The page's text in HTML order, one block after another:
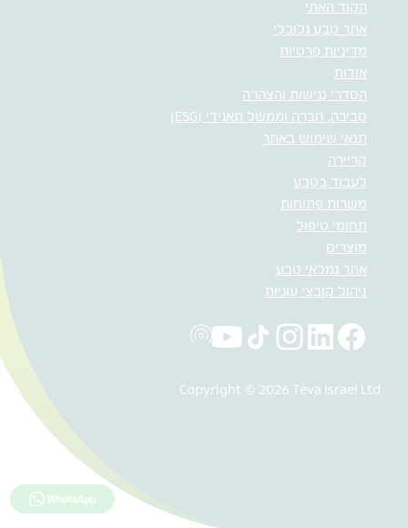
לחץ כאן
הקוד האתי
אתר טבע גלובלי
מדיניות פרטיות
אודות
הסדרי נגישות והצהרה
סביבה, חברה וממשל תאגידי (ESG)
תנאי שימוש באתר
קריירה
לעבוד בטבע
משרות פתוחות
תחומי טיפול
מוצרים
אתר גמלאי טבע
ניהול קובצי עוגיות
Copyright © 2026 Teva Israel Ltd